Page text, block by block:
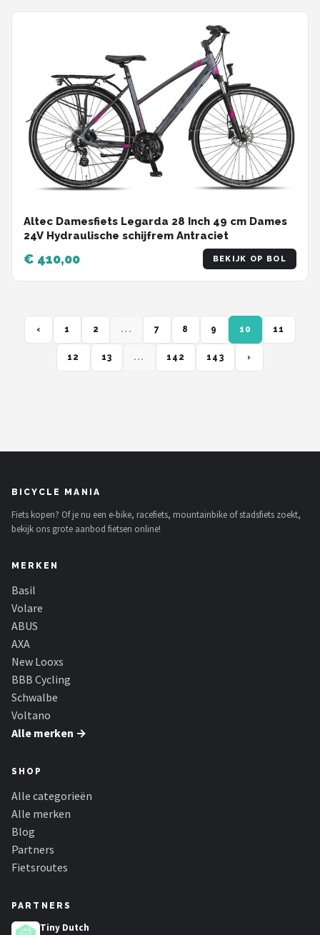
Altec Damesfiets Legarda 28 Inch 49 cm Dames
24V Hydraulische schijfrem Antraciet
€ 410,00 BEKIJK OP BOL
‹ 1 2 ... 7 8 9 10 11
12 13 ... 142 143 ›
BICYCLE MANIA
Fiets kopen? Of je nu een e-bike, racefiets, mountainbike of stadsfiets zoekt,
bekijk ons grote aanbod fietsen online!
MERKEN
Basil
Volare
ABUS
AXA
New Looxs
BBB Cycling
Schwalbe
Voltano
Alle merken →
SHOP
Alle categorieën
Alle merken
Blog
Partners
Fietsroutes
PARTNERS
Tiny Dutch